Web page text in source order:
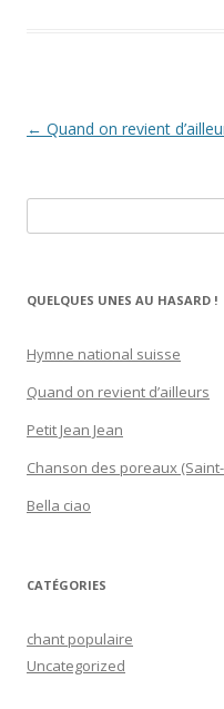
Navigation
← Quand on revient
QUELQUES UNES AU HASARD !
Hymne national suisse
Quand on revient d’ailleurs
Petit Jean Jean
Chanson des poreaux
Bella ciao
CATÉGORIES
chant populaire
Uncategorized